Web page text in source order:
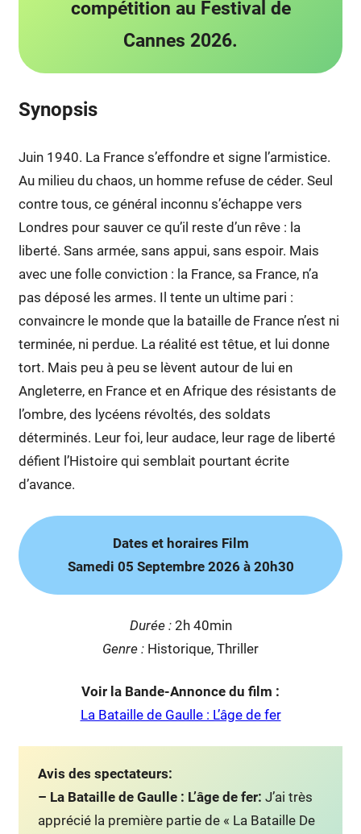
compétition au Festival de
Cannes 2026.
Synopsis
Juin 1940. La France s’effondre et signe l’armistice.
Au milieu du chaos, un homme refuse de céder. Seul
contre tous, ce général inconnu s’échappe vers
Londres pour sauver ce qu’il reste d’un rêve : la
liberté. Sans armée, sans appui, sans espoir. Mais
avec une folle conviction : la France, sa France, n’a
pas déposé les armes. Il tente un ultime pari :
convaincre le monde que la bataille de France n’est ni
terminée, ni perdue. La réalité est têtue, et lui donne
tort. Mais peu à peu se lèvent autour de lui en
Angleterre, en France et en Afrique des résistants de
l’ombre, des lycéens révoltés, des soldats
déterminés. Leur foi, leur audace, leur rage de liberté
défient l’Histoire qui semblait pourtant écrite
d’avance.
Dates et horaires Film
Samedi 05 Septembre 2026 à 20h30
Durée :2h 40min
Genre : Historique, Thriller
Voir la Bande-Annonce du film :
La Bataille de Gaulle : L’âge de fer
Avis des spectateurs:
– La Bataille de Gaulle : L’âge de fer: J’ai très
apprécié la première partie de « La Bataille De